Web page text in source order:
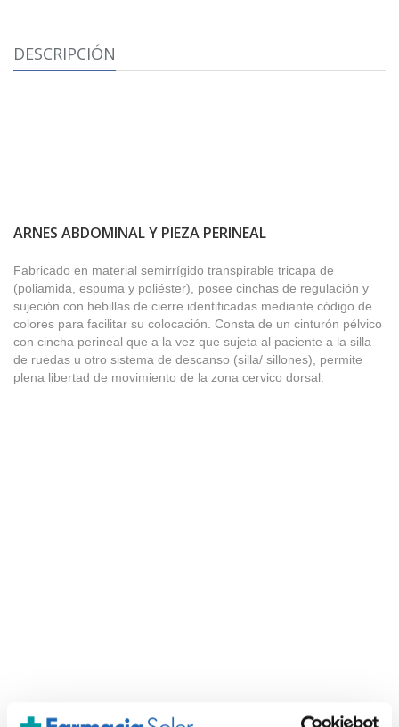
DESCRIPCIÓN
ARNES ABDOMINAL Y PIEZA PERINEAL
Fabricado en material semirrígido transpirable tricapa de
(poliamida, espuma y poliéster), posee cinchas de regulación y
sujeción con hebillas de cierre identificadas mediante código de
colores para facilitar su colocación. Consta de un cinturón pélvico
con cincha perineal que a la vez que sujeta al paciente a la silla
de ruedas u otro sistema de descanso (silla/ sillones), permite
plena libertad de movimiento de la zona cervico dorsal.